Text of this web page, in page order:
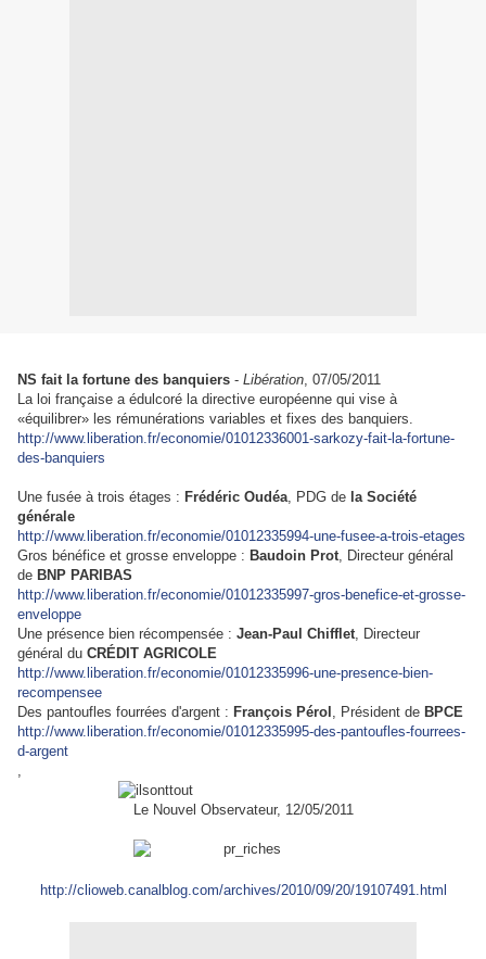
NS fait la fortune des banquiers - Libération, 07/05/2011
La loi française a édulcoré la directive européenne qui vise à
«équilibrer» les rémunérations variables et fixes des banquiers.
http://www.liberation.fr/economie/01012336001-sarkozy-fait-la-fortune-
des-banquiers
Une fusée à trois étages : Frédéric Oudéa, PDG de la Société
générale
http://www.liberation.fr/economie/01012335994-une-fusee-a-trois-etages
Gros bénéfice et grosse enveloppe : Baudoin Prot, Directeur général
de BNP PARIBAS
http://www.liberation.fr/economie/01012335997-gros-benefice-et-grosse-
enveloppe
Une présence bien récompensée : Jean-Paul Chifflet, Directeur
général du CRÉDIT AGRICOLE
http://www.liberation.fr/economie/01012335996-une-presence-bien-
recompensee
Des pantoufles fourrées d'argent : François Pérol , Président de BPCE
http://www.liberation.fr/economie/01012335995-des-pantoufles-fourrees-
d-argent
,
Le Nouvel Observateur, 12/05/2011
http://clioweb.canalblog.com/archives/2010/09/20/19107491.html